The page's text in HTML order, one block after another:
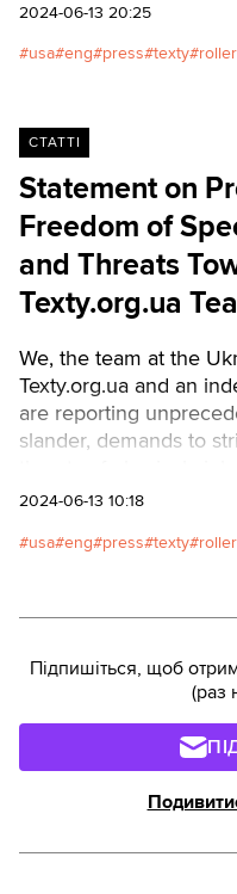
2024-06-13 20:25
usa eng press texty
СТАТТІ
Statement on
Freedom of
and Threats
Texty.org.ua
We, the team at the
Texty.org.ua and an
are reporting
slander, demands to
following the
How They Advocate
2024-06-13 10:18
usa eng press texty
Підпишіться, щоб
(раз